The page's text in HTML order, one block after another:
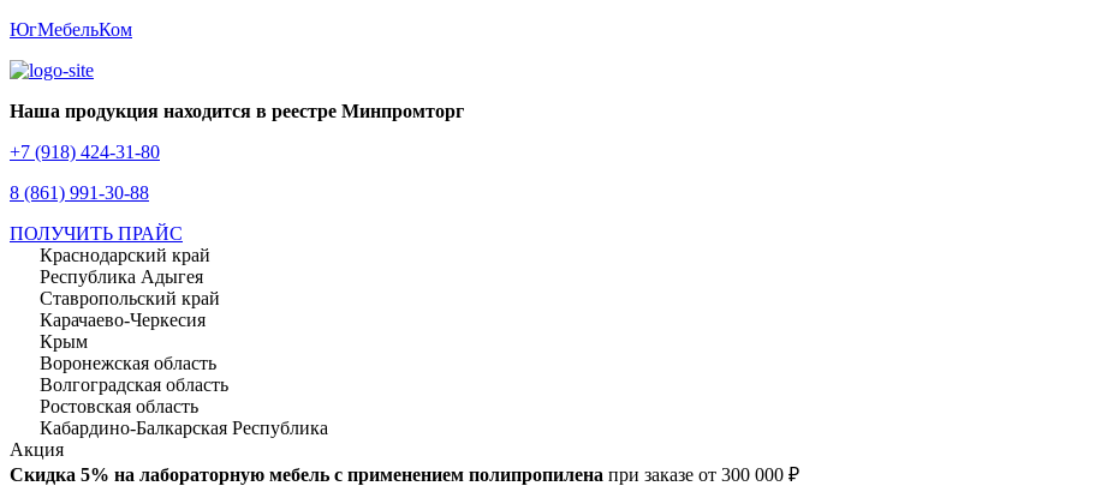
ЮгМебельКом
Наша продукция находится в реестре Минпромторг
+7 (918) 424-31-80
8 (861) 991-30-88
ПОЛУЧИТЬ ПРАЙС
Краснодарский край
Республика Адыгея
Ставропольский край
Карачаево-Черкесия
Крым
Воронежская область
Волгоградская область
Ростовская область
Кабардино-Балкарская Республика
Акция
Скидка 5% на лабораторную мебель с применением полипропилена при заказе от 300 000 ₽